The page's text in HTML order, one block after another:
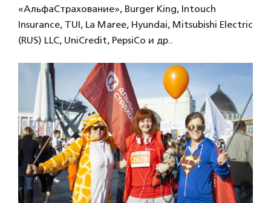
«АльфаСтрахование», Burger King, Intouch
Insurance, TUI, La Maree, Hyundai, Mitsubishi Electric
(RUS) LLC, UniCredit, PepsiCo и др..